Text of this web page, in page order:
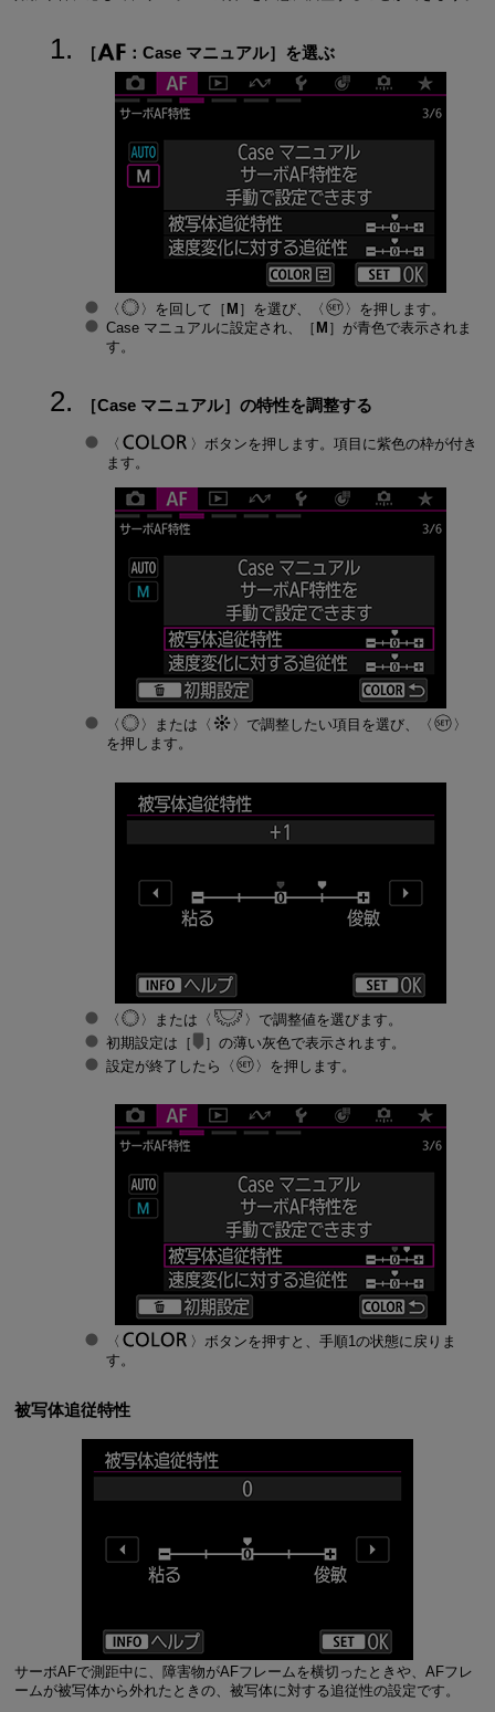
［ ： Case マニュアル］を選ぶ
を回して［ M ］を選び、
を押します。
Case マニュアルに設定され、［ M ］が青色で表示されま
す。
［Case マニュアル］の特性を調整する
ボタンを押します。項目に紫色の枠が付き
ます。
または
で調整したい項目を選び、
を押します。
または
で調整値を選びます。
初期設定は［
］の薄い灰色で表示されます。
設定が終了したら
を押します。
ボタンを押すと、手順1の状態に戻りま
す。
被写体追従特性
サーボAFで測距中に、障害物がAFフレームを横切ったときや、AFフレ
ームが被写体から外れたときの、被写体に対する追従性の設定です。